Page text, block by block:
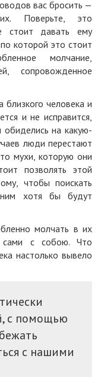
вас бросить —
Поверьте, это
стоит давать ему
которой это стоит
молчание,
сопровожденное
близкого человека и
и не исправится,
на какую-
люди перестают
мухи, которую они
позволять этой
чтобы поискать
хотя бы будут
молчать в их
сами с собою. Что
настолько вывело
с помощью
с нашими